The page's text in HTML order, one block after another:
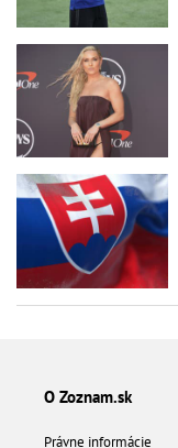
O Zoznam.sk
Právne informácie